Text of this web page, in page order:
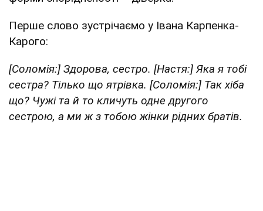
Перше слово зустрічаємо у Івана Карпенка-
Карого:
[Соломія:] Здорова, сестро. [Настя:] Яка я тобі
сестра? Тілько що ятрівка. [Соломія:] Так хіба
що? Чужі та й то кличуть одне другого
сестрою, а ми ж з тобою жінки рідних братів.